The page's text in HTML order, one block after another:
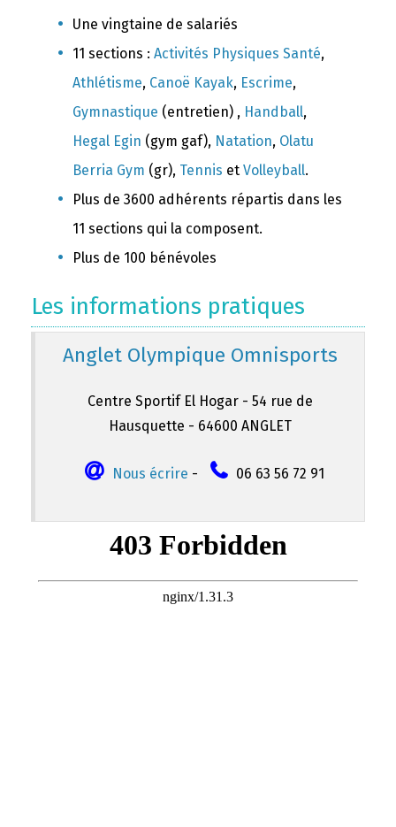
Une vingtaine de salariés
11 sections : Activités Physiques Santé,
Athlétisme, Canoë Kayak, Escrime,
Gymnastique (entretien) , Handball,
Hegal Egin (gym gaf), Natation, Olatu
Berria Gym (gr), Tennis et Volleyball.
Plus de 3600 adhérents répartis dans les
11 sections qui la composent.
Plus de 100 bénévoles
Les informations pratiques
Anglet Olympique Omnisports
Centre Sportif El Hogar - 54 rue de
Hausquette - 64600 ANGLET
Nous écrire - 06 63 56 72 91